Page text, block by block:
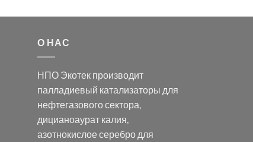
О НАС
НПО Экотек производит
палладиевый катализаторы для
нефтегазового сектора,
дицианоаурат калия,
азотнокислое серебродля